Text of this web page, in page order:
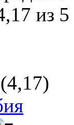
(4,17)